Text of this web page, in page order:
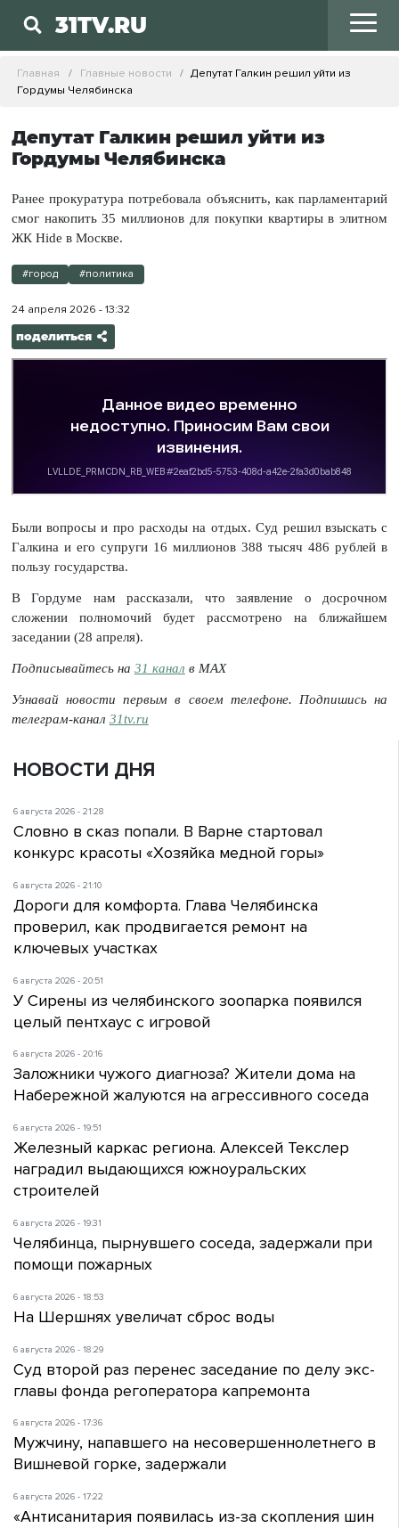
31TV.RU
Главная Главные новости
Депутат Галкин решил уйти из
Гордумы Челябинска
Депутат Галкин решил уйти из
Гордумы Челябинска
Ранее прокуратура потребовала объяснить, как парламентарий
смог накопить 35 миллионов для покупки квартиры в элитном
ЖК Hide в Москве.
#город #политика
24 апреля 2026 - 13:32
поделиться
Были вопросы и про расходы на отдых. Суд решил взыскать с
Галкина и его супруги 16 миллионов 388 тысяч 486 рублей в
пользу государства.
В Гордуме нам рассказали, что заявление о досрочном
сложении полномочий будет рассмотрено на ближайшем
заседании (28 апреля).
Подписывайтесь на 31 канал в МАХ
Узнавай новости первым в своем телефоне. Подпишись на
телеграм-канал 31tv.ru
НОВОСТИ ДНЯ
6 августа 2026 - 21:28
Словно в сказ попали. В Варне стартовал
конкурс красоты «Хозяйка медной горы»
6 августа 2026 - 21:10
Дороги для комфорта. Глава Челябинска
проверил, как продвигается ремонт на
ключевых участках
6 августа 2026 - 20:51
У Сирены из челябинского зоопарка появился
целый пентхаус с игровой
6 августа 2026 - 20:16
Заложники чужого диагноза? Жители дома на
Набережной жалуются на агрессивного соседа
6 августа 2026 - 19:51
Железный каркас региона. Алексей Текслер
наградил выдающихся южноуральских
строителей
6 августа 2026 - 19:31
Челябинца, пырнувшего соседа, задержали при
помощи пожарных
6 августа 2026 - 18:53
На Шершнях увеличат сброс воды
6 августа 2026 - 18:29
Суд второй раз перенес заседание по делу экс-
главы фонда регоператора капремонта
6 августа 2026 - 17:36
Мужчину, напавшего на несовершеннолетнего в
Вишневой горке, задержали
6 августа 2026 - 17:22
«Антисанитария появилась из-за скопления шин